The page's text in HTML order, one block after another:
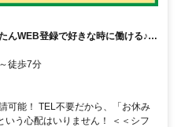
んWEB登録で好きな時に働ける♪お
徒歩7分
可能！ TEL不要だから、「お休み
いう心配はいりません！ ＜＜シフ